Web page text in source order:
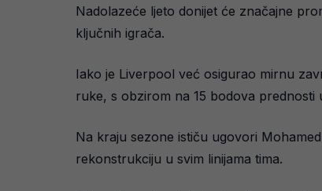
Nadolazeće ljeto donijet će značajne
ključnih igrača.
Iako je Liverpool već osigurao mirnu
ruke, s obzirom na 15 bodova prednosti
Na kraju sezone ističu ugovori
rekonstrukciju u svim linijama tima.